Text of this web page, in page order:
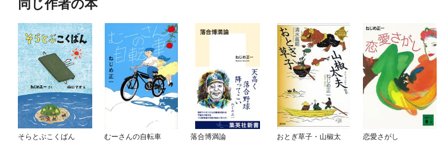
同じ作者の本
そらとぶこくばん むーさんの自転車 落合博満論
おとぎ草子・山椒太
恋愛さがし